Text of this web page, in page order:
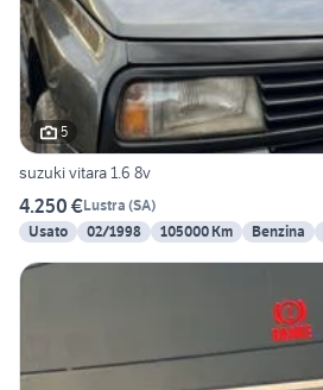
5
suzuki vitara 1.6 8v
4.250 €Lustra (SA)
Usato
02/1998 105000 Km Benzina